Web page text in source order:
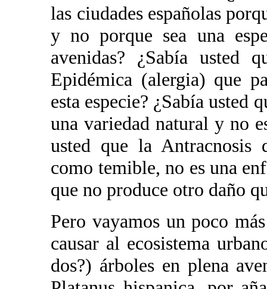
las ciudades españolas
y no porque sea una
avenidas? ¿Sabía usted
Epidémica (alergia) que
esta especie? ¿Sabía usted
una variedad natural y no
usted que la Antracnosis
como temible, no es una
que no produce otro daño
Pero vayamos un poco
causar al ecosistema
dos?) árboles en plena